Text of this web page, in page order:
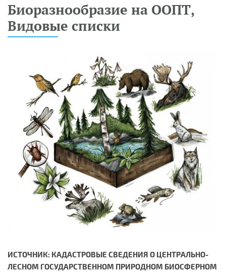
Биоразнообразие на ООПТ,
Видовые списки
ИСТОЧНИК: КАДАСТРОВЫЕ СВЕДЕНИЯ О ЦЕНТРАЛЬНО-
ЛЕСНОМ ГОСУДАРСТВЕННОМ ПРИРОДНОМ БИОСФЕРНОМ